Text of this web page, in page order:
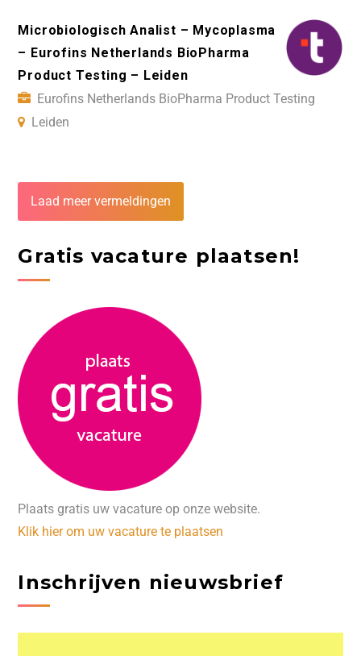
Microbiologisch Analist – Mycoplasma
– Eurofins Netherlands BioPharma
Product Testing – Leiden
Eurofins Netherlands BioPharma Product Testing
Leiden
Laad meer vermeldingen
Gratis vacature plaatsen!
Plaats gratis uw vacature op onze website.
Klik hier om uw vacature te plaatsen
Inschrijven nieuwsbrief